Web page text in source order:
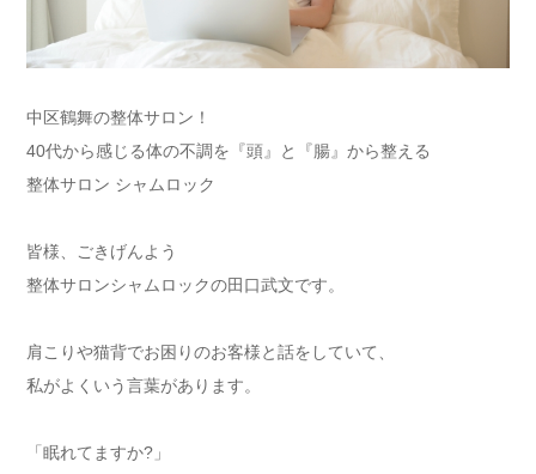
中区鶴舞の整体サロン！
40代から感じる体の不調を『頭』と『腸』から整える
整体サロン シャムロック
皆様、ごきげんよう
整体サロンシャムロックの田口武文です。
肩こりや猫背でお困りのお客様と話をしていて、
私がよくいう言葉があります。
「眠れてますか?」